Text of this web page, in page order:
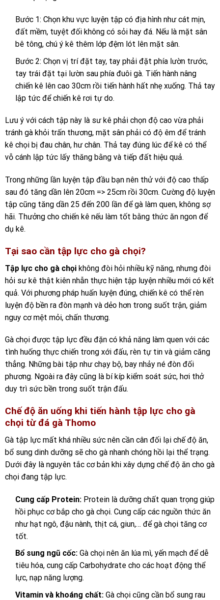
Bước 1: Chọn khu vực luyện tập có địa hình như cát mịn,
đất mềm, tuyệt đối không có sỏi hay đá. Nếu là mặt sân
bê tông, chú ý kê thêm lớp đệm lót lên mặt sân.
Bước 2: Chọn vị trí đặt tay, tay phải đặt phía lườn trước,
tay trái đặt tại lườn sau phía đuôi gà. Tiến hành nâng
chiến kê lên cao 30cm rồi tiến hành hất nhẹ xuống. Thả tay
lập tức để chiến kê rơi tự do.
Lưu ý với cách tập này là sư kê phải chọn độ cao vừa phải
tránh gà khỏi trấn thương, mặt sân phải có độ êm để tránh
kê chọi bị đau chân, hư chân. Thả tay đúng lúc để kê có thể
vỗ cánh lập tức lấy thăng bằng và tiếp đất hiệu quả.
Trong những lần luyện tập đầu bạn nên thử với độ cao thấp
sau đó tăng dần lên 20cm => 25cm rồi 30cm. Cường độ luyện
tập cũng tăng dần 25 đến 200 lần để gà làm quen, không sợ
hãi. Thưởng cho chiến kê nếu làm tốt bằng thức ăn ngon để
dụ kê.
Tại sao cần tập lực cho gà chọi?
Tập lực cho gà chọi không đòi hỏi nhiều kỹ năng, nhưng đòi
hỏi sư kê thật kiên nhẫn thực hiện tập luyện nhiều mới có kết
quả. Với phương pháp huấn luyện đúng, chiến kê có thể rèn
luyện độ bền ra đòn mạnh và dẻo hơn trong suốt trận, giảm
nguy cơ mệt mỏi, chấn thương.
Gà chọi được tập lực đều đặn có khả năng làm quen với các
tình huống thực chiến trong xới đấu, rèn tự tin và giảm căng
thẳng. Những bài tập như chạy bộ, bay nhảy né đòn đối
phương. Ngoài ra đây cũng là bí kíp kiểm soát sức, hơi thở
duy trì sức bền trong suốt trận đấu.
Chế độ ăn uống khi tiến hành tập lực cho gà
chọi từ đá gà Thomo
Gà tập lực mất khá nhiều sức nên cần cân đối lại chế độ ăn,
bổ sung dinh dưỡng sẽ cho gà nhanh chóng hồi lại thể trạng.
Dưới đây là nguyên tắc cơ bản khi xây dựng chế độ ăn cho gà
chọi đang tập lực.
Cung cấp Protein:Protein là dưỡng chất quan trọng giúp
hồi phục cơ bắp cho gà chọi. Cung cấp các nguồn thức ăn
như hạt ngô, đậu nành, thịt cá, giun,… để gà chọi tăng cơ
tốt.
Bổ sung ngũ cốc:Gà chọi nên ăn lúa mì, yến mạch để dễ
tiêu hóa, cung cấp Carbohydrate cho các hoạt động thể
lực, nạp năng lượng.
Vitamin và khoáng chất:Gà chọi cũng cần bổ sung rau